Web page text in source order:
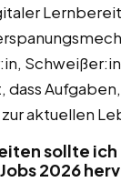
dass
aktuellen
sollte
2026